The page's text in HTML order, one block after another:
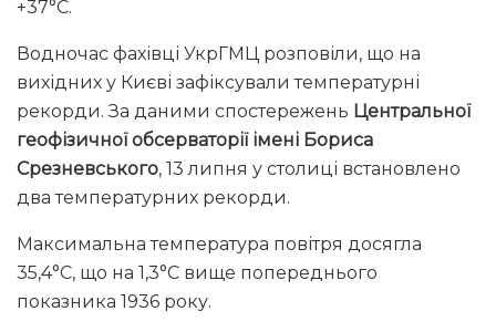
+37°С.
Водночас фахівці УкрГМЦ розповіли, що на
вихідних у Києві зафіксували температурні
рекорди. За даними спостережень Центральної
геофізичної обсерваторії імені Бориса
Срезневського, 13 липня у столиці встановлено
два температурних рекорди.
Максимальна температура повітря досягла
35,4°С, що на 1,3°С вище попереднього
показника 1936 року.